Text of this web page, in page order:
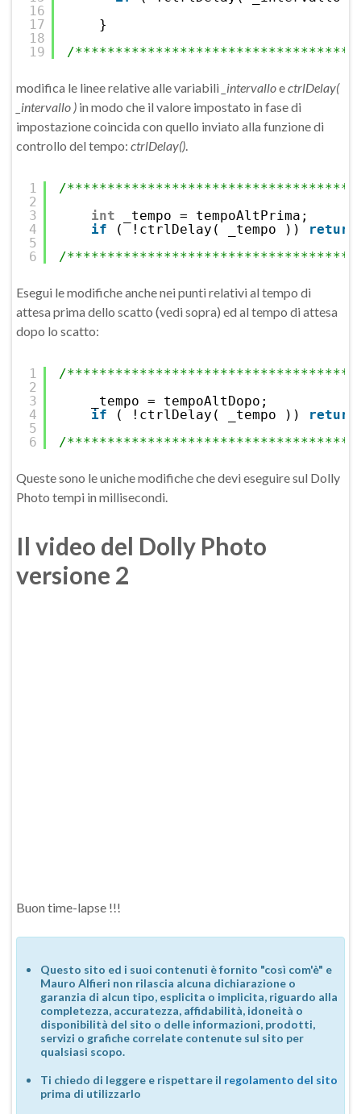
16
17
18
19
}
/
modifica le linee relative alle variabili _intervalloectrlDelay(
_intervallo ) in modo che il valore impostato in fase di
impostazione coincida con quello inviato alla funzione di
controllo del tempo: ctrlDelay().
1
2
3
4
5
6
/
int
_tempo = tempoAltPrima;
if
( !ctrlDelay( _tempo )) return
/
Esegui le modifiche anche nei punti relativi al tempo di
attesa prima dello scatto (vedi sopra) ed al tempo di attesa
dopo lo scatto:
1
2
3
4
5
6
/
_tempo = tempoAltDopo;
if
( !ctrlDelay( _tempo )) return
/
Queste sono le uniche modifiche che devi eseguire sul Dolly
Photo tempi in millisecondi.
Il video del Dolly Photo
versione 2
Buon time-lapse !!!
Questo sito ed i suoi contenuti è fornito "così com'è" e
Mauro Alfieri non rilascia alcuna dichiarazione o
garanzia di alcun tipo, esplicita o implicita, riguardo alla
completezza, accuratezza, affidabilità, idoneità o
disponibilità del sito o delle informazioni, prodotti,
servizi o grafiche correlate contenute sul sito per
qualsiasi scopo.
Ti chiedo di leggere e rispettare il regolamento del sito
prima di utilizzarlo